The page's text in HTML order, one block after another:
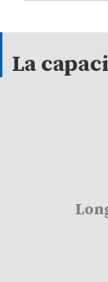
La